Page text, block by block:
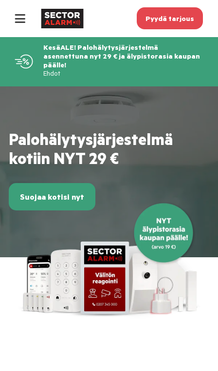
Pyydä tarjous
KesäALE! Palohälytysjärjestelmä
asennettuna nyt 29 € ja älypistorasia kaupan
päälle!
Ehdot
Palohälytysjärjestelmä
kotiin NYT 29 €
Suojaa kotisi nyt